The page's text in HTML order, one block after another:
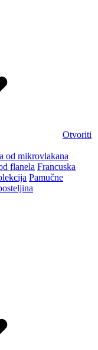
Otvoriti
od mikrovlakana
flanela Francuska
Pamučne